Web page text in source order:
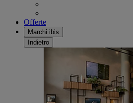
Offerte
Marchi ibis
Indietro